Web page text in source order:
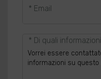
* Email
* Di quali